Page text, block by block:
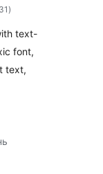
загальний
рейтинг
)
text-
font,
text,